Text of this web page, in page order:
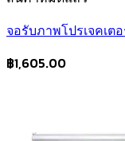
จอรับภาพโปรเจคเต
฿1,605.00